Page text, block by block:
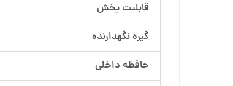
قابلیت پخش
گیره نگهدارنده
حافظه داخلی